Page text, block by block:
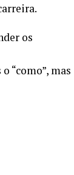
os
“como”, mas